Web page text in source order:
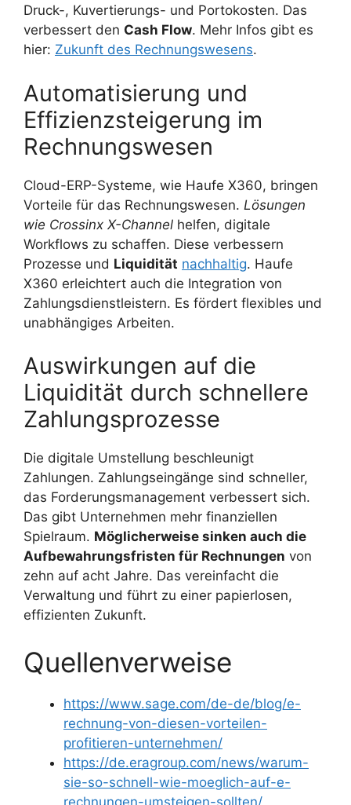
Druck-, Kuvertierungs- und Portokosten. Das
verbessert den Cash Flow. Mehr Infos gibt es
hier: Zukunft des Rechnungswesens.
Automatisierung und
Effizienzsteigerung im
Rechnungswesen
Cloud-ERP-Systeme, wie Haufe X360, bringen
Vorteile für das Rechnungswesen. Lösungen
wie Crossinx X-Channel helfen, digitale
Workflows zu schaffen. Diese verbessern
Prozesse und Liquidität nachhaltig. Haufe
X360 erleichtert auch die Integration von
Zahlungsdienstleistern. Es fördert flexibles und
unabhängiges Arbeiten.
Auswirkungen auf die
Liquidität durch schnellere
Zahlungsprozesse
Die digitale Umstellung beschleunigt
Zahlungen. Zahlungseingänge sind schneller,
das Forderungsmanagement verbessert sich.
Das gibt Unternehmen mehr finanziellen
Spielraum. Möglicherweise sinken auch die
Aufbewahrungsfristen für Rechnungen von
zehn auf acht Jahre. Das vereinfacht die
Verwaltung und führt zu einer papierlosen,
effizienten Zukunft.
Quellenverweise
https://www.sage.com/de-de/blog/e-
rechnung-von-diesen-vorteilen-
profitieren-unternehmen/
https://de.eragroup.com/news/warum-
sie-so-schnell-wie-moeglich-auf-e-
rechnungen-umsteigen-sollten/